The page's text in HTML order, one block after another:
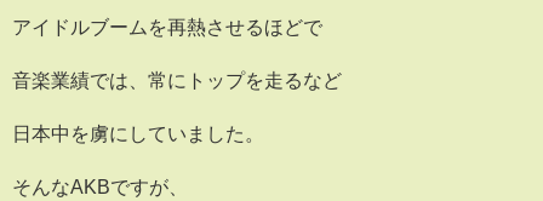
アイドルブームを再熱させるほどで
音楽業績では、常にトップを走るなど
日本中を虜にしていました。
そんなAKBですが、